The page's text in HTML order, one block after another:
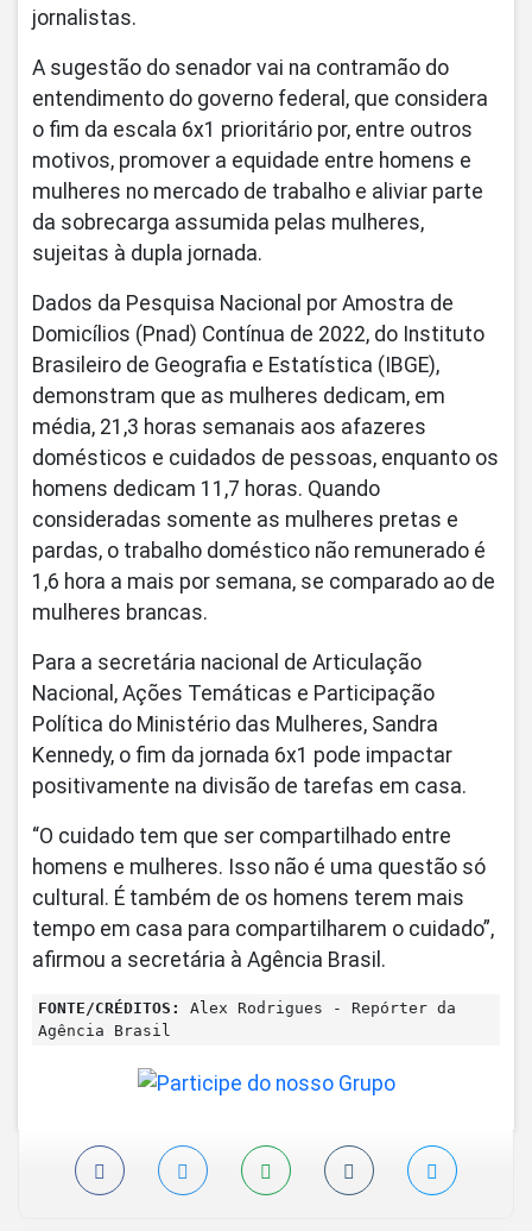
jornalistas.
A sugestão do senador vai na contramão do
entendimento do governo federal, que considera
o fim da escala 6x1 prioritário por, entre outros
motivos, promover a equidade entre homens e
mulheres no mercado de trabalho e aliviar parte
da sobrecarga assumida pelas mulheres,
sujeitas à dupla jornada.
Dados da Pesquisa Nacional por Amostra de
Domicílios (Pnad) Contínua de 2022, do Instituto
Brasileiro de Geografia e Estatística (IBGE),
demonstram que as mulheres dedicam, em
média, 21,3 horas semanais aos afazeres
domésticos e cuidados de pessoas, enquanto os
homens dedicam 11,7 horas. Quando
consideradas somente as mulheres pretas e
pardas, o trabalho doméstico não remunerado é
1,6 hora a mais por semana, se comparado ao de
mulheres brancas.
Para a secretária nacional de Articulação
Nacional, Ações Temáticas e Participação
Política do Ministério das Mulheres, Sandra
Kennedy, o fim da jornada 6x1 pode impactar
positivamente na divisão de tarefas em casa.
“O cuidado tem que ser compartilhado entre
homens e mulheres. Isso não é uma questão só
cultural. É também de os homens terem mais
tempo em casa para compartilharem o cuidado”,
afirmou a secretária à Agência Brasil.
FONTE/CRÉDITOS:
Alex Rodrigues - Repórter da
Agência Brasil